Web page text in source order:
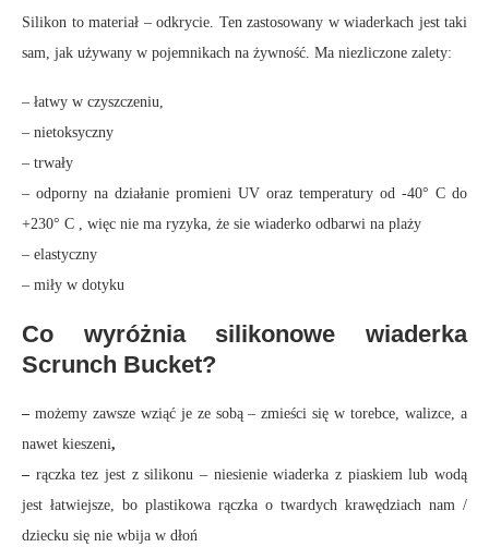
Silikon to materiał – odkrycie. Ten zastosowany w wiaderkach jest taki
sam, jak używany w pojemnikach na żywność. Ma niezliczone zalety:
– łatwy w czyszczeniu,
– nietoksyczny
– trwały
– odporny na działanie promieni UV oraz temperatury od -40° C do
+230° C , więc nie ma ryzyka, że sie wiaderko odbarwi na plaży
– elastyczny
– miły w dotyku
Co wyróżnia silikonowe wiaderka
Scrunch Bucket?
– możemy zawsze wziąć je ze sobą – zmieści się w torebce, walizce, a
nawet kieszeni,
– rączka tez jest z silikonu – niesienie wiaderka z piaskiem lub wodą
jest łatwiejsze, bo plastikowa rączka o twardych krawędziach nam /
dziecku się nie wbija w dłoń